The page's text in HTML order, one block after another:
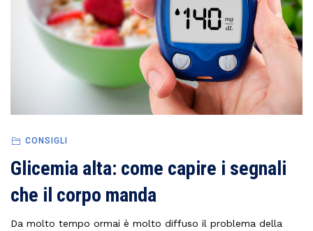
CONSIGLI
Glicemia alta: come capire i segnali
che il corpo manda
Da molto tempo ormai è molto diffuso il problema della